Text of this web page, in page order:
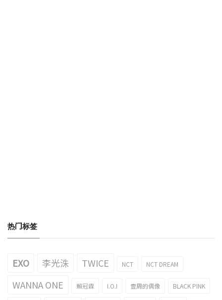
热门标签
EXO 李光洙 TWICE NCT NCT DREAM
WANNA ONE 賴冠霖 I.O.I 壹周的偶像 BLACK PINK